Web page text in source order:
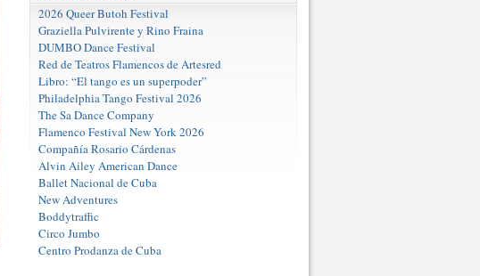
2026 Queer Butoh Festival
Graziella Pulvirente y Rino Fraina
DUMBO Dance Festival
Red de Teatros Flamencos de Artesred
Libro: “El tango es un superpoder”
Philadelphia Tango Festival 2026
The Sa Dance Company
Flamenco Festival New York 2026
Compañía Rosario Cárdenas
Alvin Ailey American Dance
Ballet Nacional de Cuba
New Adventures
Boddytraffic
Circo Jumbo
Centro Prodanza de Cuba